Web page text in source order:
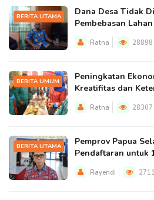
BERITA UTAMA
Dana Desa Tidak
Pembebasan
Ratna 28898
BERITA UMUM
Peningkatan
Kreatifitas dan
Ratna 28307
BERITA UTAMA
Pemprov Papua
Pendaftaran untuk
Rayendi